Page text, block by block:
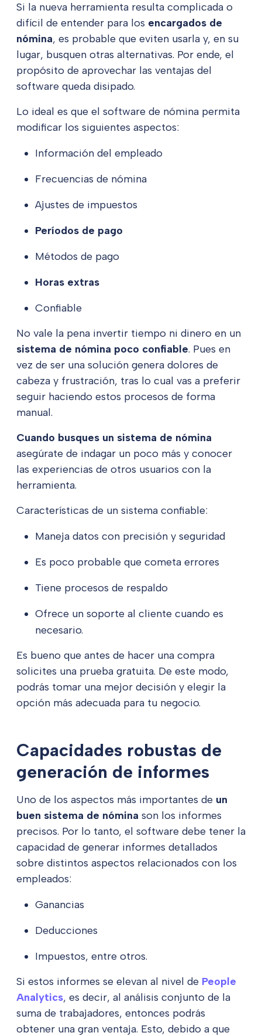
Si la nueva herramienta resulta complicada o
difícil de entender para los encargados de
nómina, es probable que eviten usarla y, en su
lugar, busquen otras alternativas. Por ende, el
propósito de aprovechar las ventajas del
software queda disipado.
Lo ideal es que el software de nómina permita
modificar los siguientes aspectos:
Información del empleado
Frecuencias de nómina
Ajustes de impuestos
Períodos de pago
Métodos de pago
Horas extras
Confiable
No vale la pena invertir tiempo ni dinero en un
sistema de nómina poco confiable. Pues en
vez de ser una solución genera dolores de
cabeza y frustración, tras lo cual vas a preferir
seguir haciendo estos procesos de forma
manual.
Cuando busques un sistema de nómina
asegúrate de indagar un poco más y conocer
las experiencias de otros usuarios con la
herramienta.
Características de un sistema confiable:
Maneja datos con precisión y seguridad
Es poco probable que cometa errores
Tiene procesos de respaldo
Ofrece un soporte al cliente cuando es
necesario.
Es bueno que antes de hacer una compra
solicites una prueba gratuita. De este modo,
podrás tomar una mejor decisión y elegir la
opción más adecuada para tu negocio.
Capacidades robustas de
generación de informes
Uno de los aspectos más importantes de un
buen sistema de nómina son los informes
precisos. Por lo tanto, el software debe tener la
capacidad de generar informes detallados
sobre distintos aspectos relacionados con los
empleados:
Ganancias
Deducciones
Impuestos, entre otros.
Si estos informes se elevan al nivel de People
Analytics, es decir, al análisis conjunto de la
suma de trabajadores, entonces podrás
obtener una gran ventaja. Esto, debido a que